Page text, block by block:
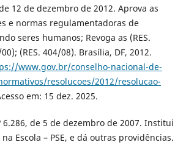
12 de dezembro de 2012. Aprova as
e normas regulamentadoras de
seres humanos; Revoga as (RES.
(RES. 404/08). Brasília, DF, 2012.
www.gov.br/conselho-nacional-de-
resolucoes/2012/resolucao-
em: 15 dez. 2025.
6.286, de 5 de dezembro de 2007. Institui
Escola – PSE, e dá outras providências.